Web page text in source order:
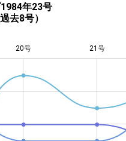
年23号
去8号）
20号 21号